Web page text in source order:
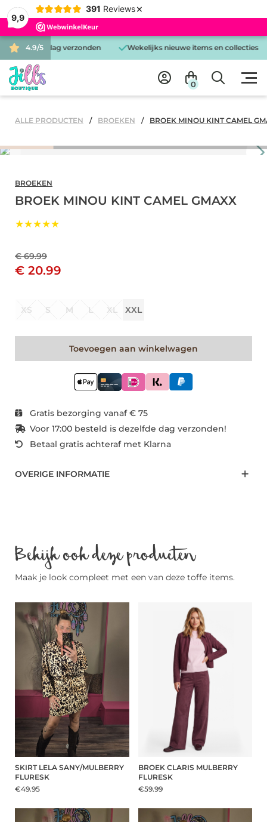
9,9
391 Reviews ×
4.9/5
is dezelfde dag verzonden Wekelijks nieuwe items en collecties
0
ALLE PRODUCTEN BROEKEN BROEK MINOU KINT CAMEL
BROEKEN
BROEK MINOU KINT CAMEL GMAXX
★★★★★
€ 69.99
€ 20.99
XS S M L XL XXL
Toevoegen aan winkelwagen
Gratis bezorging vanaf € 75
Voor 17:00 besteld is dezelfde dag verzonden!
Betaal gratis achteraf met Klarna
OVERIGE INFORMATIE
Bekijk ook deze producten
Maak je look compleet met een van deze toffe items.
SKIRT LELA SANY/MULBERRY
FLURESK
€49.95
BROEK CLARIS MULBERRY
FLURESK
€59.99